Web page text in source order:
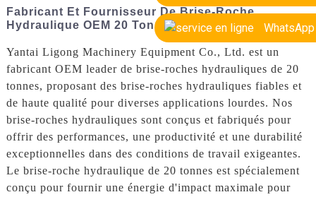
WhatsApp
Fabricant Et Fournisseur De Brise-Roche
Hydraulique OEM 20 Tonnes - Qualité Garantie
Yantai Ligong Machinery Equipment Co., Ltd. est un
fabricant OEM leader de brise-roches hydrauliques de 20
tonnes, proposant des brise-roches hydrauliques fiables et
de haute qualité pour diverses applications lourdes. Nos
brise-roches hydrauliques sont conçus et fabriqués pour
offrir des performances, une productivité et une durabilité
exceptionnelles dans des conditions de travail exigeantes.
Le brise-roche hydraulique de 20 tonnes est spécialement
conçu pour fournir une énergie d'impact maximale pour